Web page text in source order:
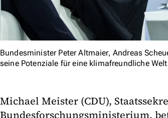
Bundesminister Peter Altmaier, Andreas
seine Potenziale für eine klimafreundliche
Michael Meister (CDU),
Bundesforschungsministerium,